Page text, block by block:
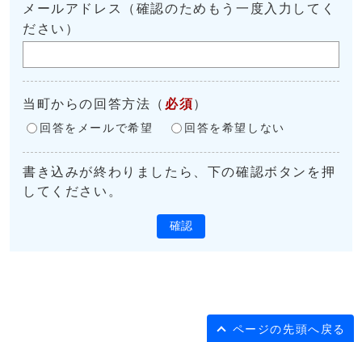
メールアドレス（確認のためもう一度入力してく
ださい）
当町からの回答方法 （ 必須 ）
回答をメールで希望 回答を希望しない
書き込みが終わりましたら、下の確認ボタンを押
してください。
確認
ページの先頭へ戻る